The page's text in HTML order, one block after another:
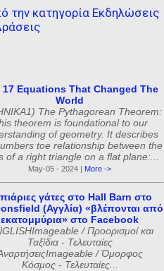
την κατηγορία Εκδηλώσεις
17 Equations That Changed The
World
The Pythagorean Theorem:
theorem is foundational to our
of geometry. It describes
toe relationship between the
of a right triangle on a flat plane:...
May-05 - 2024 | More ->
γάτες στο Hall Barn στο
(Αγγλία) «βλέπονται από
εκατομμύρια» στο Facebook
/ Προορισμοί και
Ταξίδια - Τελευταίες
/ Όμορφος
Κόσμος - Τελευταίες...